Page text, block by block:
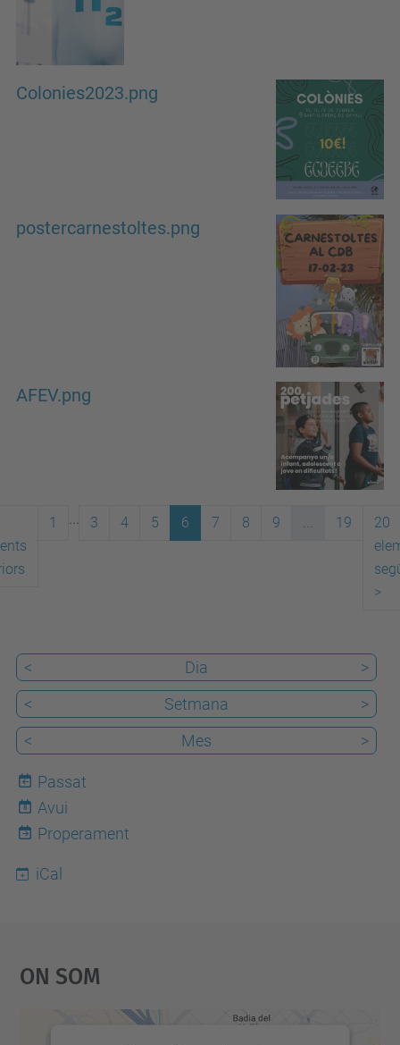
Colonies2023.png
postercarnestoltes.png
AFEV.png
1 3 4 5 6 7 8 9 19
20
>
< Dia
>
<
Setmana
>
<
Mes >
Passat
8
Avui
Properament
iCal
On Som